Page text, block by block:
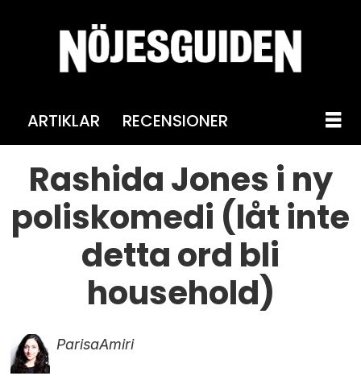
ARTIKLAR RECENSIONER
Rashida Jones i ny
poliskomedi (låt inte
detta ord bli
household)
ParisaAmiri